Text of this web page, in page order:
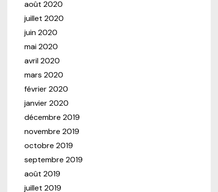
août 2020
juillet 2020
juin 2020
mai 2020
avril 2020
mars 2020
février 2020
janvier 2020
décembre 2019
novembre 2019
octobre 2019
septembre 2019
août 2019
juillet 2019